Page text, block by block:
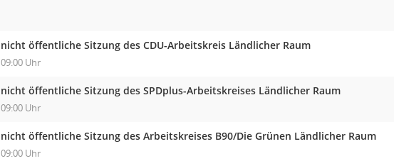
nicht öffentliche Sitzung des CDU-Arbeitskreis Ländlicher Raum
09:00 Uhr
nicht öffentliche Sitzung des SPDplus-Arbeitskreises Ländlicher Raum
09:00 Uhr
nicht öffentliche Sitzung des Arbeitskreises B90/Die Grünen Ländlicher Raum
09:00 Uhr